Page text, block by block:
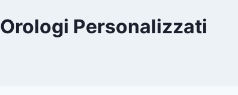
Orologi Personalizzati